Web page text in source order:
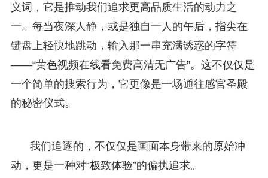
义词，它是推动我们追求更高品质生活的动力之
一。每当夜深人静，或是独自一人的午后，指尖在
键盘上轻快地跳动，输入那一串充满诱惑的字符
——“黄色视频在线看免费高清无广告”。这不仅仅是
一个简单的搜索行为，它更像是一场通往感官圣殿
的秘密仪式。
我们追逐的，不仅仅是画面本身带来的原始冲
动，更是一种对“极致体验”的偏执追求。